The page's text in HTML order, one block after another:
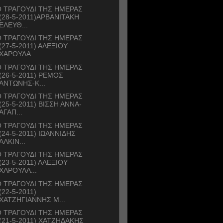
ΤΡΑΓΟΥΔΙ ΤΗΣ ΗΜΕΡΑΣ
(28-5-2011)ΑΡΒΑΝΙΤΑΚΗ
ΕΛΕΥΘ...
ΤΡΑΓΟΥΔΙ ΤΗΣ ΗΜΕΡΑΣ
(27-5-2011) ΑΛΕΞΙΟΥ
ΧΑΡΟΥΛΑ...
ΤΡΑΓΟΥΔΙ ΤΗΣ ΗΜΕΡΑΣ
(26-5-2011) ΡΕΜΟΣ
Κ...
ΤΡΑΓΟΥΔΙ ΤΗΣ ΗΜΕΡΑΣ
(25-5-2011) ΒΙΣΣΗ ΑΝΝΑ-
ΤΡΑΓΟΥΔΙ ΤΗΣ ΗΜΕΡΑΣ
(24-5-2011) ΙΩΑΝΝΙΔΗΣ
ΤΡΑΓΟΥΔΙ ΤΗΣ ΗΜΕΡΑΣ
(23-5-2011) ΑΛΕΞΙΟΥ
ΧΑΡΟΥΛΑ...
ΤΡΑΓΟΥΔΙ ΤΗΣ ΗΜΕΡΑΣ
(22-5-2011)
ΧΑΤΖΗΓΙΑΝΝΗΣ Μ...
ΤΡΑΓΟΥΔΙ ΤΗΣ ΗΜΕΡΑΣ
(21-5-2011) ΧΑΤΖΗΔΑΚΗΣ